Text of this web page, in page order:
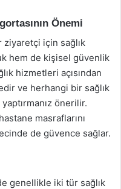
Önemi
ziyaretçi için sağlık
hem de kişisel güvenlik
hizmetleri açısından
ve herhangi bir sağlık
önerilir.
masraflarını
de güvence sağlar.
genellikle iki tür sağlık